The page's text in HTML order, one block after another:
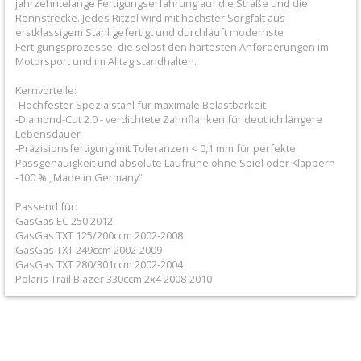
GasGas
Ab
2021
Bis
2020
GasGas
MC
50
/
65
Rennstrecke. Jedes Ritzel wird mit höchster Sorgfalt aus
erstklassigem Stahl gefertigt und durchläuft modernste
Fertigungsprozesse, die selbst den härtesten Anforderungen im
Motorsport und im Alltag standhalten.
Kernvorteile:
-Hochfester Spezialstahl für maximale Belastbarkeit
-Diamond-Cut 2.0 - verdichtete Zahnflanken für deutlich längere
Lebensdauer
-Präzisionsfertigung mit Toleranzen < 0,1 mm für perfekte
Passgenauigkeit und absolute Laufruhe ohne Spiel oder Klappern
-100 % „Made in Germany“
Passend für:
GasGas EC 250 2012
GasGas TXT 125/200ccm 2002-2008
GasGas TXT 249ccm 2002-2009
GasGas TXT 280/301ccm 2002-2004
Polaris Trail Blazer 330ccm 2x4 2008-2010